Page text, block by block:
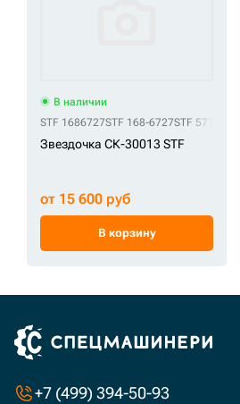
В наличии
STF 1686727STF 168-6727STF 57725327
Звездочка СК-30013 STF
от 15 600 руб
В корзину
+7 (499) 394-50-93